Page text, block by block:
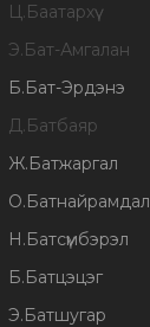
Ц.Баатархүү
Э.Бат-Амгалан
Б.Бат-Эрдэнэ
Д.Батбаяр
Ж.Батжаргал
О.Батнайрамдал
Н.Батсүмбэрэл
Б.Батцэцэг
Э.Батшугар